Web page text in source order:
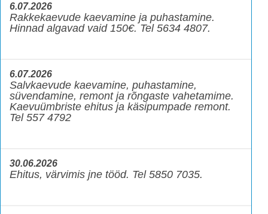
6.07.2026
Rakkekaevude kaevamine ja puhastamine.
Hinnad algavad vaid 150€. Tel 5634 4807.
6.07.2026
Salvkaevude kaevamine, puhastamine,
süvendamine, remont ja rõngaste vahetamime.
Kaevuümbriste ehitus ja käsipumpade remont.
Tel 557 4792
30.06.2026
Ehitus, värvimis jne tööd. Tel 5850 7035.